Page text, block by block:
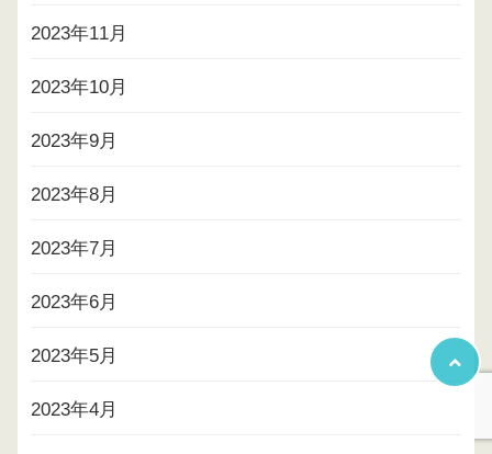
2023年11月
2023年10月
2023年9月
2023年8月
2023年7月
2023年6月
2023年5月
2023年4月